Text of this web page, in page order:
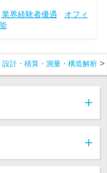
業界経験者優遇
オフィ
設計・積算・測量・構造解析